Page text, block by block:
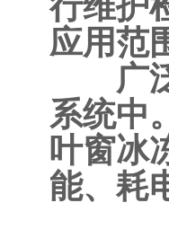
应用范
广泛
系统中
叶窗冰
能、耗